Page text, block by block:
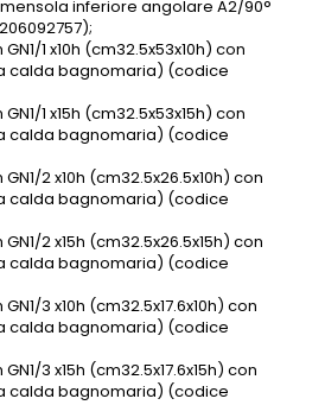
mensola inferiore angolare A2/90°
1 x10h (cm32.5x53x10h) con
calda bagnomaria) (codice
1 x15h (cm32.5x53x15h) con
calda bagnomaria) (codice
2 x10h (cm32.5x26.5x10h) con
calda bagnomaria) (codice
2 x15h (cm32.5x26.5x15h) con
calda bagnomaria) (codice
3 x10h (cm32.5x17.6x10h) con
calda bagnomaria) (codice
3 x15h (cm32.5x17.6x15h) con
calda bagnomaria) (codice